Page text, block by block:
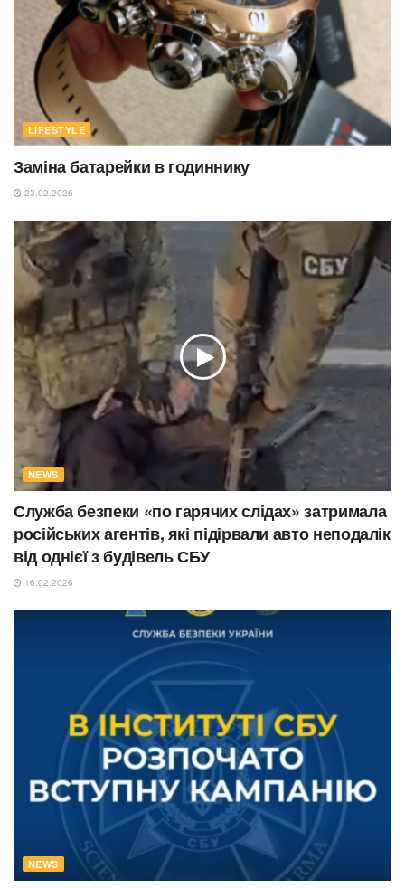
LIFESTYLE
Заміна батарейки в годиннику
23.02.2026
NEWS
Служба безпеки «по гарячих слідах» затримала
російських агентів, які підірвали авто неподалік
від однієї з будівель СБУ
16.02.2026
NEWS